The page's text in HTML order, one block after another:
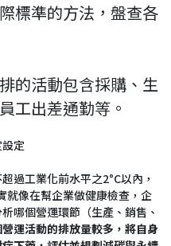
標準的方法，盤查各
的活動包含採購、生
工出差通勤等。
定
過工業化前水平之2°C以內，
像在幫企業做健康檢查，企
哪個營運環節（生產、銷售、
運活動的排放量較多，將自身